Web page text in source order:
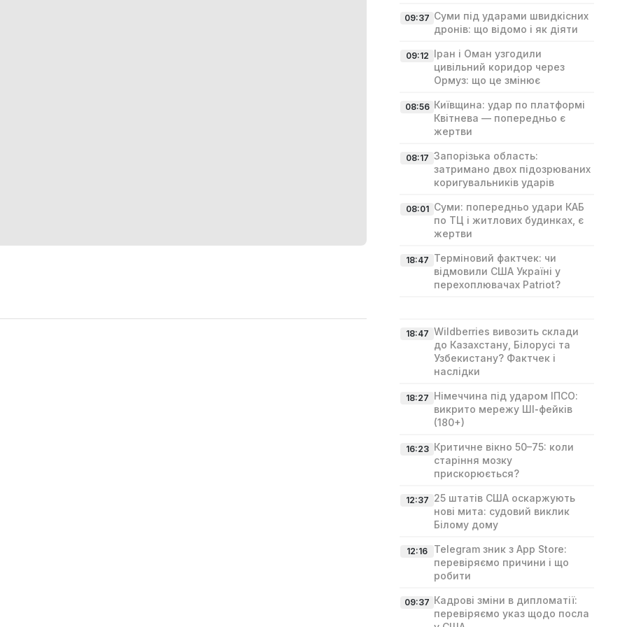
09:37 Суми під ударами швидкісних
дронів: що відомо і як діяти
09:12 Іран і Оман узгодили
цивільний коридор через
Ормуз: що це змінює
08:56 Київщина: удар по платформі
Квітнева — попередньо є
жертви
08:17 Запорізька область:
затримано двох підозрюваних
коригувальників ударів
08:01 Суми: попередньо удари КАБ
по ТЦ і житлових будинках, є
жертви
18:47 Терміновий фактчек: чи
відмовили США Україні у
перехоплювачах Patriot?
18:47 Wildberries вивозить склади
до Казахстану, Білорусі та
Узбекистану? Фактчек і
наслідки
18:27 Німеччина під ударом ІПСО:
викрито мережу ШІ‑фейків
(180+)
16:23 Критичне вікно 50–75: коли
старіння мозку
прискорюється?
12:37 25 штатів США оскаржують
нові мита: судовий виклик
Білому дому
12:16
Telegram зник з App Store:
перевіряємо причини і що
робити
09:37 Кадрові зміни в дипломатії:
перевіряємо указ щодо посла